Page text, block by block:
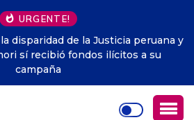
URGENTE!
ciclista mexicano Isaac del Toro
con UAE Team Emirates-XRG